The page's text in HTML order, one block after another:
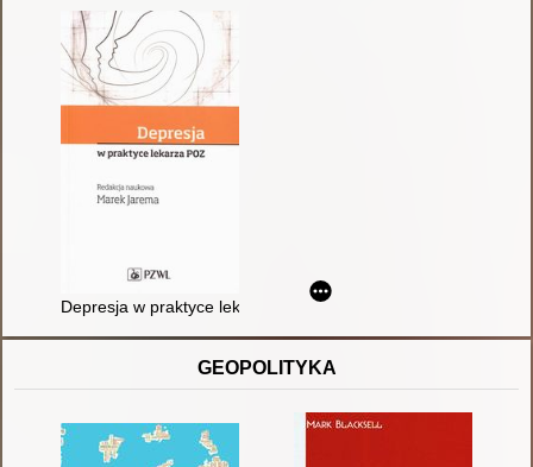
Depresja w praktyce lekarza POZ
GEOPOLITYKA